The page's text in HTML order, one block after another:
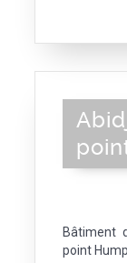
Bâtiment
point